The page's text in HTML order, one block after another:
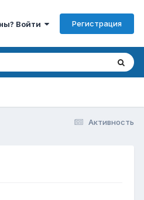
Войти Регистрация
Активность